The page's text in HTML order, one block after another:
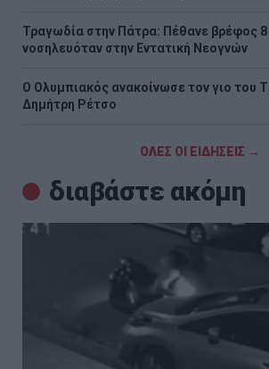
Τραγωδία στην Πάτρα: Πέθανε βρέφος
νοσηλευόταν στην Εντατική Νεογνών
O Ολυμπιακός ανακοίνωσε τον γιο του
Δημήτρη Ρέτσο
ΟΛΕΣ ΟΙ ΕΙΔΗΣΕΙΣ →
διαβάστε ακόμη